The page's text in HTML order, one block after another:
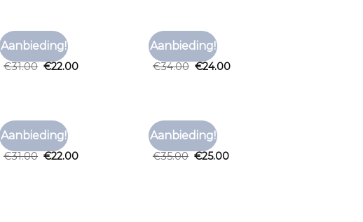
Aanbieding!
TNO T SHIRT
tno t shirt
€31.00 €22.00
Aanbieding!
TNO T SHIRT
tno t shirt
€34.00 €24.00
Aanbieding!
TNO T SHIRT
tno t shirt
€31.00 €22.00
Aanbieding!
TNO T SHIRT
tno t shirt
€35.00 €25.00